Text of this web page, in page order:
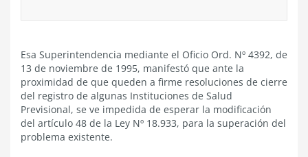
Esa Superintendencia mediante el Oficio Ord. Nº 4392, de
13 de noviembre de 1995, manifestó que ante la
proximidad de que queden a firme resoluciones de cierre
del registro de algunas Instituciones de Salud
Previsional, se ve impedida de esperar la modificación
del artículo 48 de la Ley Nº 18.933, para la superación del
problema existente.